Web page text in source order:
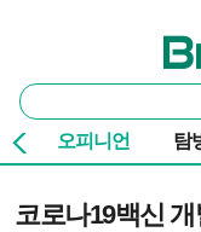
바
통
합
검
색
오피니언 탐
코로나19백신 개